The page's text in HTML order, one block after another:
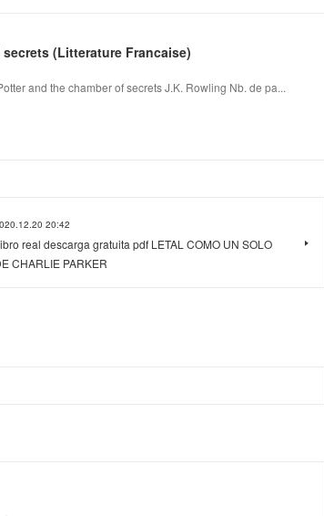
(Litterature Francaise)
and the chamber of secrets J.K. Rowling Nb. de pa...
20:42
real descarga gratuita pdf LETAL COMO UN SOLO
CHARLIE PARKER